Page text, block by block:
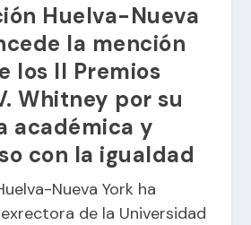
Huelva-Nueva
la mención
los II Premios
Whitney por su
académica y
con la igualdad
Nueva York ha
de la Universidad